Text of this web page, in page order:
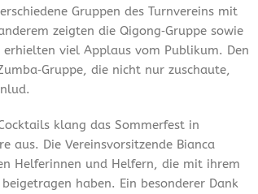
Gruppen des Turnvereins mit
zeigten die Qigong‑Gruppe sowie
viel Applaus vom Publikum. Den
die nicht nur zuschaute,
klang das Sommerfest in
aus. Die Vereinsvorsitzende Bianca
Helferinnen und Helfern, die mit ihrem
haben. Ein besonderer Dank